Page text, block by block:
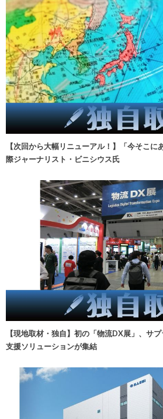
【次回から大幅リニューアル！】「今そこ
際ジャーナリスト・ビニシウス氏
【現地取材・独自】初の「物流DX展」、サ
支援ソリューションが集結